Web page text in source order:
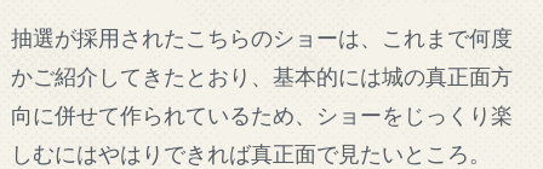
抽選が採用されたこちらのショーは、これまで何度
かご紹介してきたとおり、基本的には城の真正面方
向に併せて作られているため、ショーをじっくり楽
しむにはやはりできれば真正面で見たいところ。